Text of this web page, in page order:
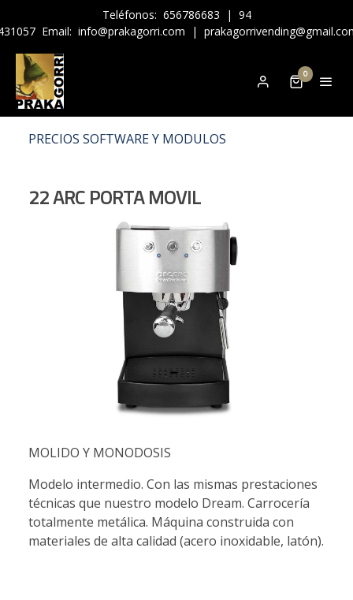
Teléfonos: 656786683 | 94
Email: info@prakagorri.com |
0
PRECIOS SOFTWARE Y MODULOS
22 ARC PORTA MOVIL
MOLIDO Y MONODOSIS
Modelo intermedio. Con las mismas prestaciones
técnicas que nuestro modelo Dream. Carrocería
totalmente metálica. Máquina construida con
materiales de alta calidad (acero inoxidable, latón).